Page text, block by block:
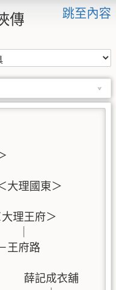
跳至內容
傳
大理國東＞
理王府＞
｜
王府路
薛記成衣舖